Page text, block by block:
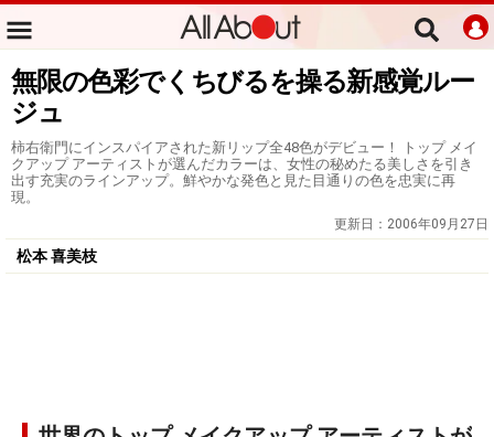
無限の色彩でくちびるを操る新感覚ルー
ジュ
柿右衛門にインスパイアされた新リップ全48色がデビュー！ トップ メイ
クアップ アーティストが選んだカラーは、女性の秘めたる美しさを引き
出す充実のラインアップ。鮮やかな発色と見た目通りの色を忠実に再
現。
更新日： 2006年09月27日
松本 喜美枝